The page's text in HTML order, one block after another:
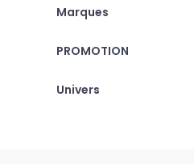
Marques
PROMOTION
Univers